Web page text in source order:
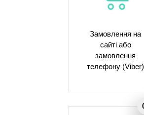
Замовлення на
сайті або
замовлення
телефону (Viber)